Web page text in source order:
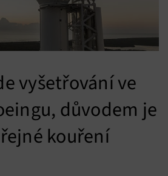
vyšetřování ve
důvodem je
kouření